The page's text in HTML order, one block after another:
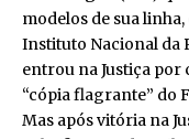
modelos de sua
Instituto Nacional da
entrou na Justiça
“cópia flagrante” do
Mas após vitória na